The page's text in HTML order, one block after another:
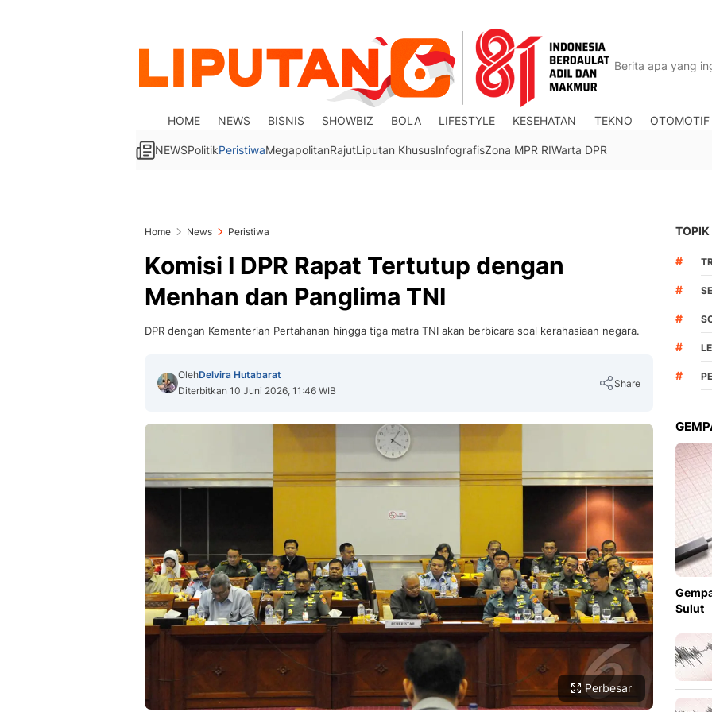
HOME NEWS BISNIS SHOWBIZ BOLA LIFESTYLE KESEHATAN TEKNO OTOMOTIF
NEWSPolitikPeristiwaMegapolitanRajutLiputan KhususInfografisZona MPR RIWarta DPR
Home News Peristiwa
Komisi I DPR Rapat Tertutup dengan
Menhan dan Panglima TNI
DPR dengan Kementerian Pertahanan hingga tiga matra TNI akan berbicara soal kerahasiaan negara.
OlehDelvira Hutabarat
Diterbitkan 10 Juni 2026, 11:46 WIB
Share
Copy Link
Perbesar
TOPIK
#
#
#
#
#
Sulut